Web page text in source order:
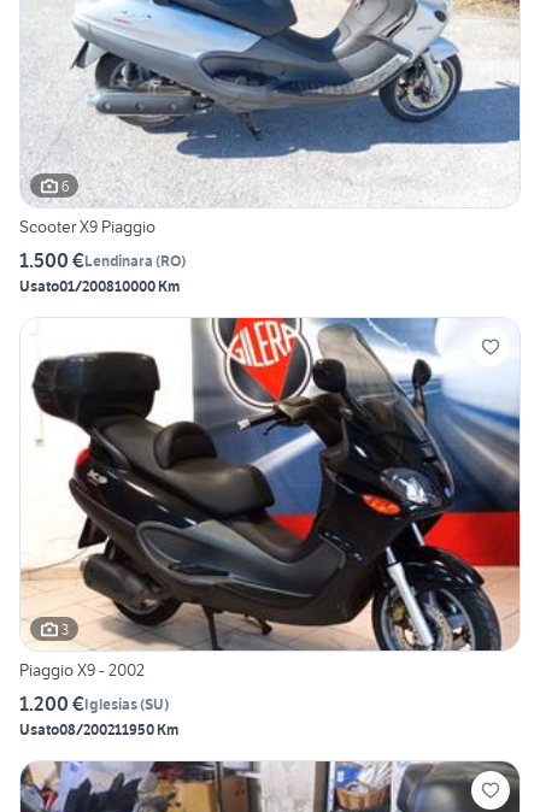
6
Scooter X9 Piaggio
1.500 €Lendinara (RO)
Usato01/200810000 Km
3
Piaggio X9 - 2002
1.200 €Iglesias(SU)
Usato08/200211950 Km